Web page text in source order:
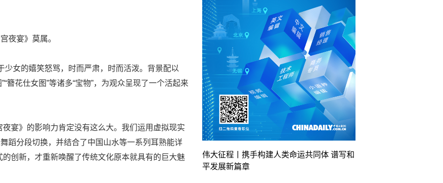
夜宴》莫属。
少女的嬉笑怒骂，时而严肃，时而活泼。背景配以
”“簪花仕女图”等诸多“宝物”，为观众呈现了一个活起来
宴》的影响力肯定没有这么大。我们运用虚拟现实
蹈分段切换，并结合了中国山水等一系列耳熟能详
创新，才重新唤醒了传统文化原本就具有的巨大魅
伟大征程丨携手构建人类命运共同体 谱写和
平发展新篇章